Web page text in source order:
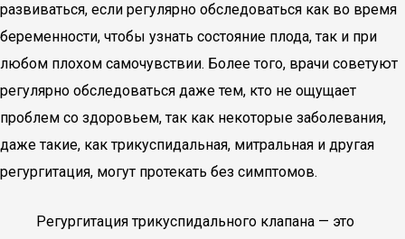
развиваться, если регулярно обследоваться как во время
беременности, чтобы узнать состояние плода, так и при
любом плохом самочувствии. Более того, врачи советуют
регулярно обследоваться даже тем, кто не ощущает
проблем со здоровьем, так как некоторые заболевания,
даже такие, как трикуспидальная, митральная и другая
регургитация, могут протекать без симптомов.
Регургитация трикуспидального клапана — это